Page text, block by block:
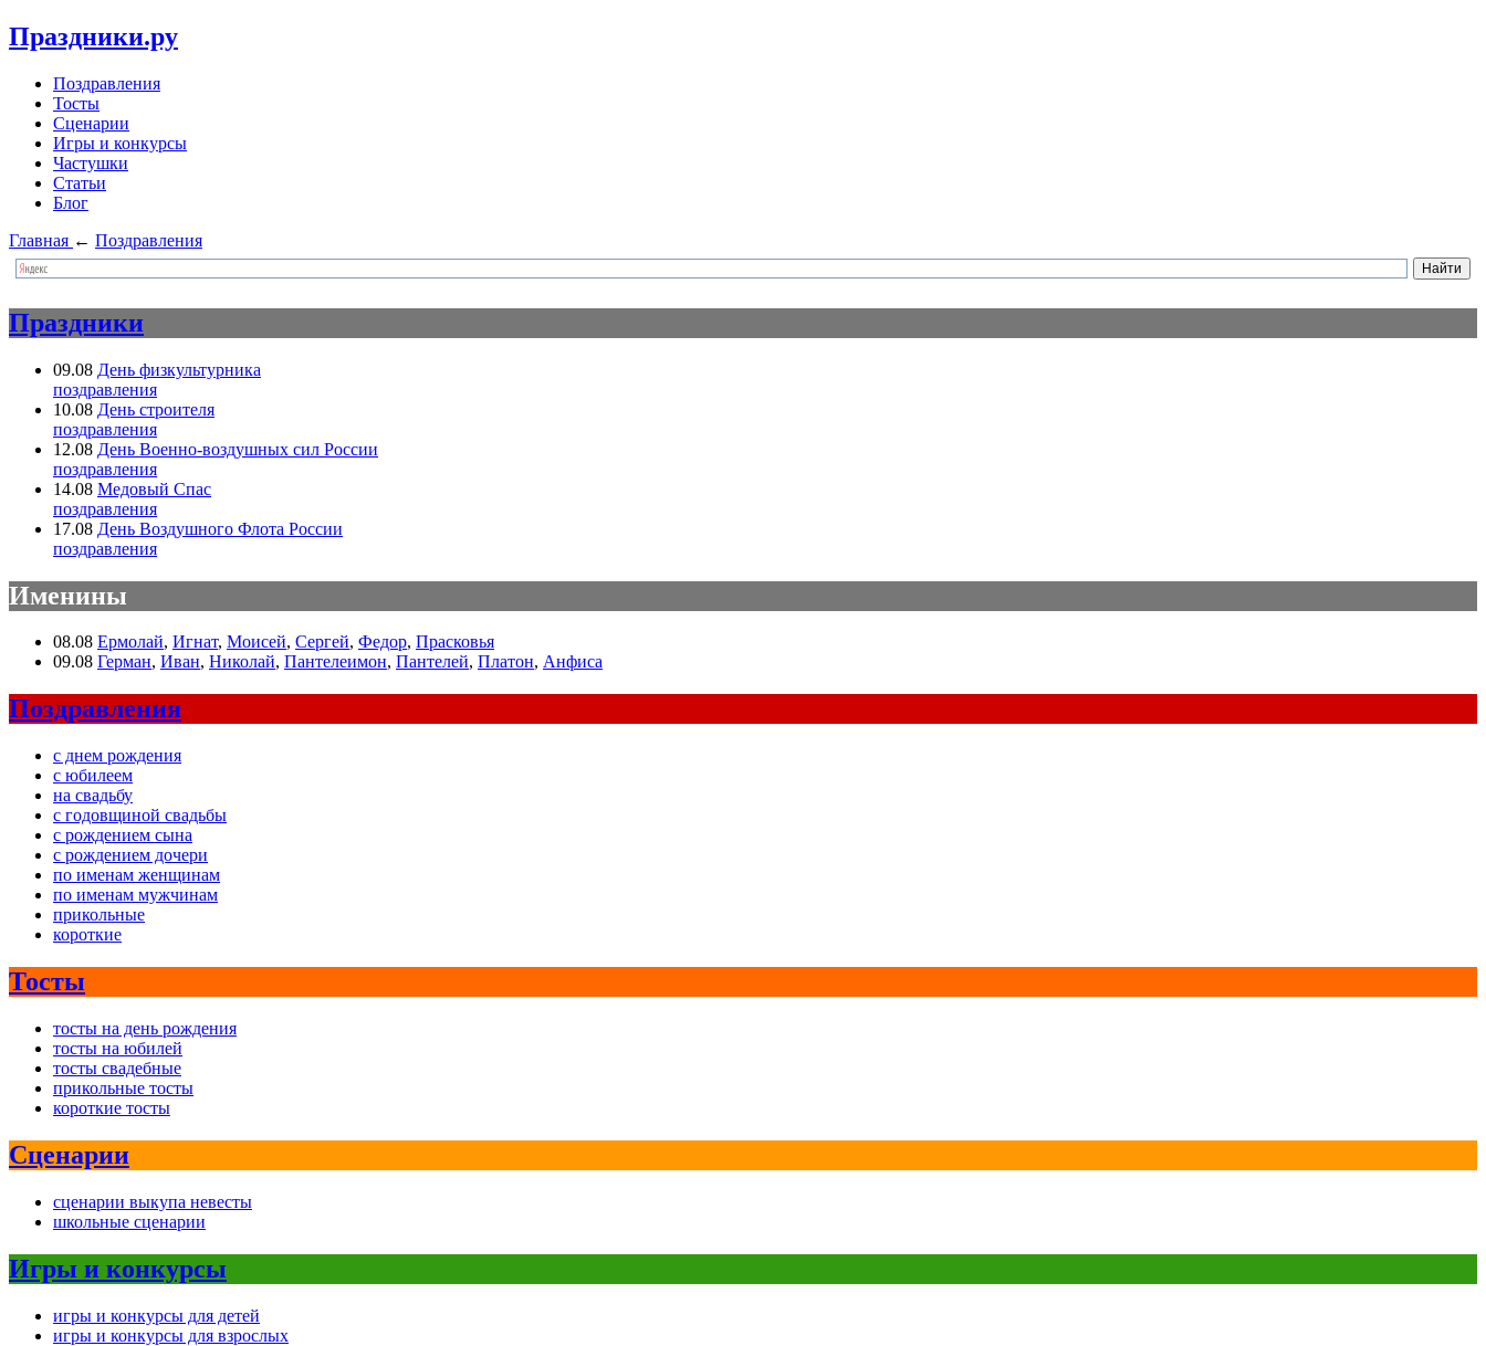
Праздники.ру
Поздравления
Тосты
Сценарии
Игры и конкурсы
Частушки
Статьи
Блог
Главная ← Поздравления
Праздники
09.08 День физкультурника
поздравления
10.08 День строителя
поздравления
12.08 День Военно-воздушных сил России
поздравления
14.08 Медовый Спас
поздравления
17.08 День Воздушного Флота России
поздравления
Именины
08.08 Ермолай, Игнат, Моисей, Сергей, Федор, Прасковья
09.08 Герман, Иван, Николай, Пантелеимон, Пантелей, Платон, Анфиса
Поздравления
с днем рождения
с юбилеем
на свадьбу
с годовщиной свадьбы
с рождением сына
с рождением дочери
по именам женщинам
по именам мужчинам
прикольные
короткие
Тосты
тосты на день рождения
тосты на юбилей
тосты свадебные
прикольные тосты
короткие тосты
Сценарии
сценарии выкупа невесты
школьные сценарии
Игры и конкурсы
игры и конкурсы для детей
игры и конкурсы для взрослых